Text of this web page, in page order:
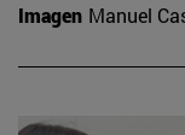
Imagen Manuel